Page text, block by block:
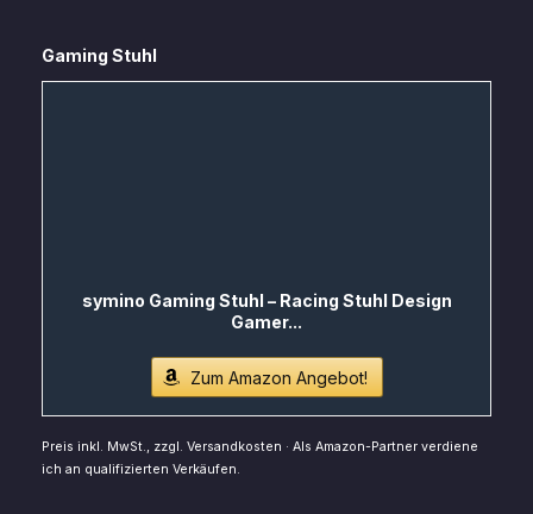
Gaming Stuhl
symino Gaming Stuhl – Racing Stuhl Design
Gamer...
Zum Amazon Angebot!
Preis inkl. MwSt., zzgl. Versandkosten · Als Amazon-Partner verdiene
ich an qualifizierten Verkäufen.